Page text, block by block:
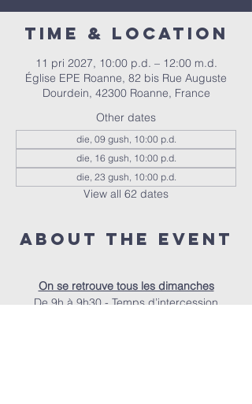
Time & Location
11 pri 2027, 10:00 p.d. – 12:00 m.d.
Église EPE Roanne, 82 bis Rue Auguste
Dourdein, 42300 Roanne, France
Other dates
die, 09 gush, 10:00 p.d.
die, 16 gush, 10:00 p.d.
die, 23 gush, 10:00 p.d.
View all 62 dates
About the event
On se retrouve tous les dimanches
De 9h à 9h30 - Temps d’intercession